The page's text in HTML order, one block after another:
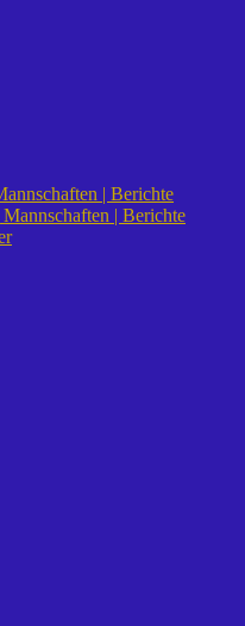
| Berichte
| Berichte